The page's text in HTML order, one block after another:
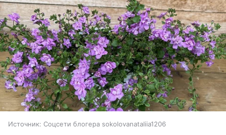
Источник: Соцсети блогера sokolovanataliia1206